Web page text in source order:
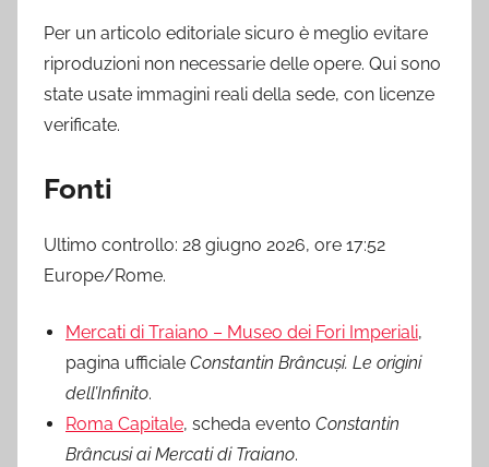
Per un articolo editoriale sicuro è meglio evitare
riproduzioni non necessarie delle opere. Qui sono
state usate immagini reali della sede, con licenze
verificate.
Fonti
Ultimo controllo: 28 giugno 2026, ore 17:52
Europe/Rome.
Mercati di Traiano – Museo dei Fori Imperiali,
pagina ufficiale Constantin Brâncuși. Le origini
dell’Infinito.
Roma Capitale, scheda evento Constantin
Brâncusi ai Mercati di Traiano.